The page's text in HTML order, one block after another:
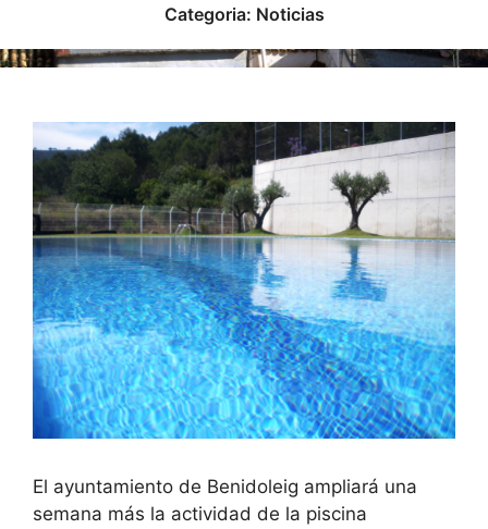
Categoria: Noticias
El ayuntamiento de Benidoleig ampliará una
semana más la actividad de la piscina